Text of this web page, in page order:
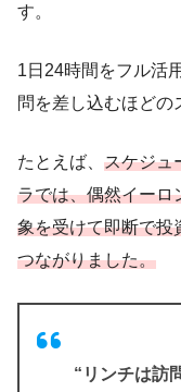
す。
1日24時間をフル活
問を差し込むほどの
たとえば、 スケジュ
ラでは、偶然イーロ
象を受けて即断で投
つながりました。
“リンチは訪